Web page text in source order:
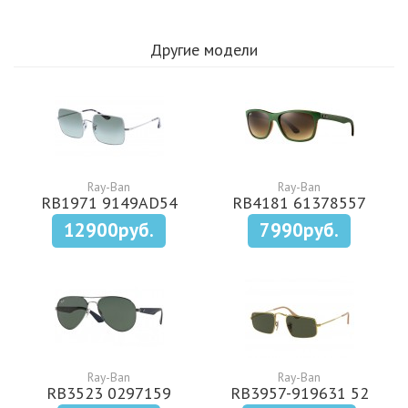
Другие модели
Ray-Ban
RB1971 9149AD54
12900руб.
Ray-Ban
RB4181 61378557
7990руб.
Ray-Ban
RB3523 0297159
Ray-Ban
RB3957-919631 52